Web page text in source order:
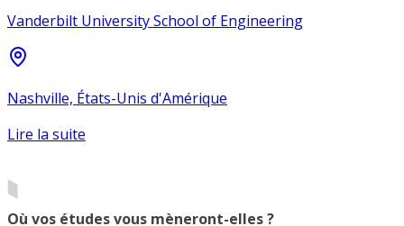
Vanderbilt University School of Engineering
Nashville, États-Unis d'Amérique
Lire la suite
Où vos études vous mèneront-elles ?